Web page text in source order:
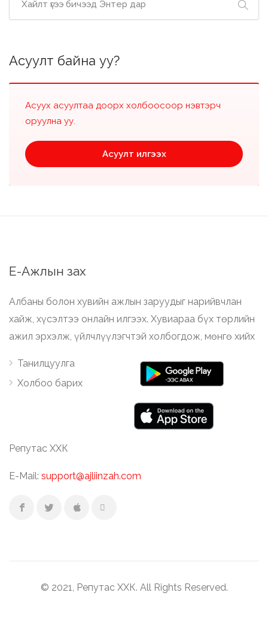
Асуулт байна уу?
Асуух асуултаа доорх холбоосоор нэвтэрч
оруулна уу.
Асуулт илгээх
Е-Ажлын зах
Албаны болон хувийн ажлын заруудыг нарийвчлан
хайж, хүсэлтээ онлайн илгээх. Хувиараа бүх төрлийн
ажил эрхэлж, үйлчлүүлэгчтэй холбогдож, мөнгө хийх
Танилцуулга
Холбоо барих
Репутас ХХК
E-Mail: support@ajliinzah.com
© 2021, Репутас ХХК. All Rights Reserved.